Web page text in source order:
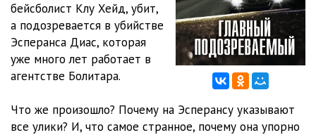
011 08:11
012 08:05
08:10
015 08:05
бейсболист Клу Хейд, убит,
а подозревается в убийстве
Эсперанса Диас, которая
уже много лет работает в
агентстве Болитара.
Что же произошло? Почему на Эсперансу указывают
все улики? И, что самое странное, почему она упорно